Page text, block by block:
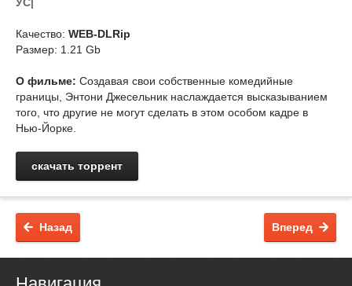
Качество: WEB-DLRip
Размер: 1.21 Gb
О фильме: Создавая свои собственные комедийные
границы, Энтони Джесельник наслаждается высказыванием
того, что другие не могут сделать в этом особом кадре в
Нью-Йорке.
скачать торрент
Назад Вперед